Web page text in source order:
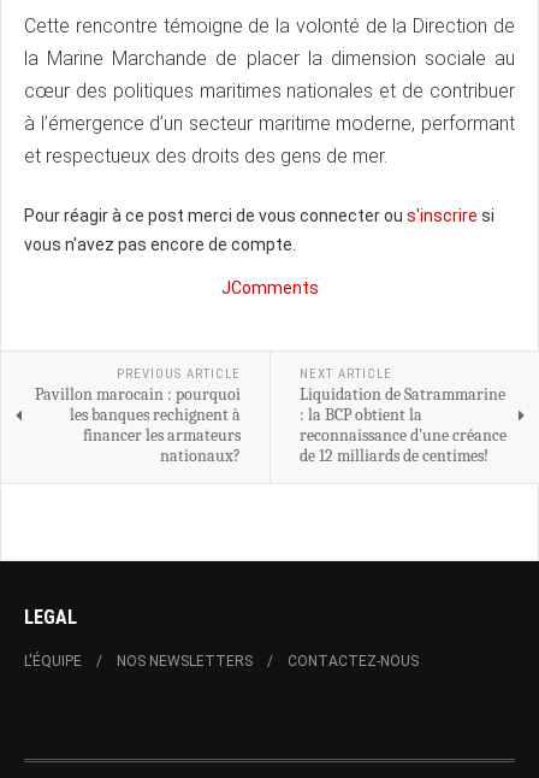
Cette rencontre témoigne de la volonté de la Direction de
la Marine Marchande de placer la dimension sociale au
cœur des politiques maritimes nationales et de contribuer
à l’émergence d’un secteur maritime moderne, performant
et respectueux des droits des gens de mer.
Pour réagir à ce post merci de vous connecter ou s'inscrire si
vous n'avez pas encore de compte.
JComments
PREVIOUS ARTICLE
Pavillon marocain : pourquoi
les banques rechignent à
financer les armateurs
nationaux?
NEXT ARTICLE
Liquidation de Satrammarine
: la BCP obtient la
reconnaissance d'une créance
de 12 milliards de centimes!
LEGAL
L'ÉQUIPE NOS NEWSLETTERS CONTACTEZ-NOUS